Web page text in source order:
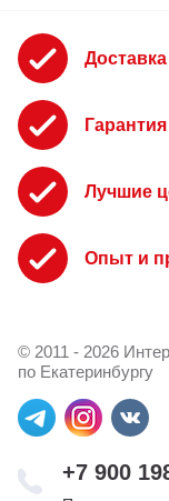
Лучшие
Опыт и
© 2011 - 2026
по Екатеринбургу
+7 900